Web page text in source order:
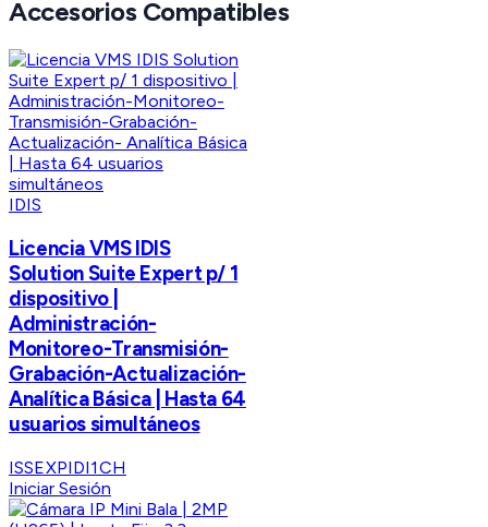
Accesorios Compatibles
IDIS
Licencia VMS IDIS
Solution Suite Expert p/ 1
dispositivo |
Administración-
Monitoreo-Transmisión-
Grabación-Actualización-
Analítica Básica | Hasta 64
usuarios simultáneos
ISSEXPIDI1CH
Iniciar Sesión